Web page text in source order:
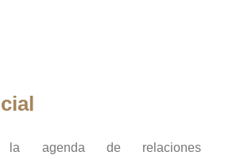
la agenda de relaciones